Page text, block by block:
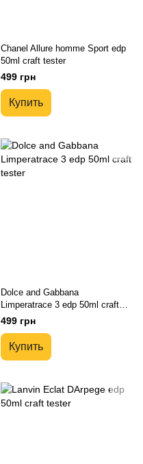
Chanel Allure homme Sport edp
50ml craft tester
499 грн
Купить
Dolce and Gabbana
Limperatrace 3 edp 50ml craft
tester
499 грн
Купить